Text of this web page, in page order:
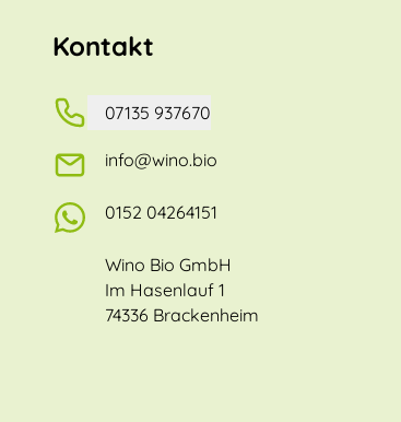
Kontakt
07135 937670
info@wino.bio
0152 04264151
Wino Bio GmbH
Im Hasenlauf 1
74336 Brackenheim